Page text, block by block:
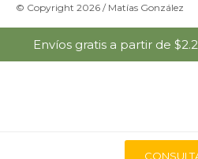
© Copyright 2026 / Matías González
Envíos gratis a partir de